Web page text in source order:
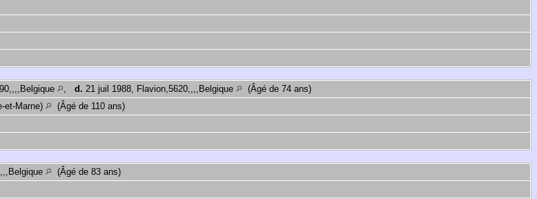
, d. 21 juil 1988, Flavion,5620,,,,Belgique
(Âgé de 74 ans)
et-Marne)
(Âgé de 110 ans)
(Âgé de 83 ans)